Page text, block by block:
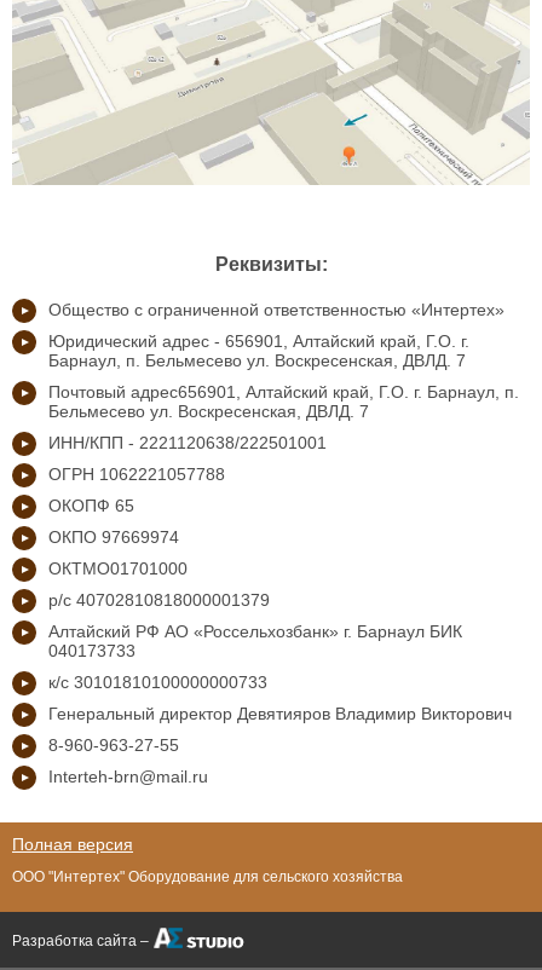
Реквизиты:
Общество с ограниченной ответственностью «Интертех»
Юридический адрес - 656901, Алтайский край, Г.О. г.
Барнаул, п. Бельмесево ул. Воскресенская, ДВЛД. 7
Почтовый адрес656901, Алтайский край, Г.О. г. Барнаул, п.
Бельмесево ул. Воскресенская, ДВЛД. 7
ИНН/КПП - 2221120638/222501001
ОГРН 1062221057788
ОКОПФ 65
ОКПО 97669974
ОКТМО01701000
р/с 40702810818000001379
Алтайский РФ АО «Россельхозбанк» г. Барнаул БИК
040173733
к/с 30101810100000000733
Генеральный директор Девятияров Владимир Викторович
8-960-963-27-55
Interteh-brn@mail.ru
Полная версия
ООО "Интертех" Оборудование для сельского хозяйства
Разработка сайта –